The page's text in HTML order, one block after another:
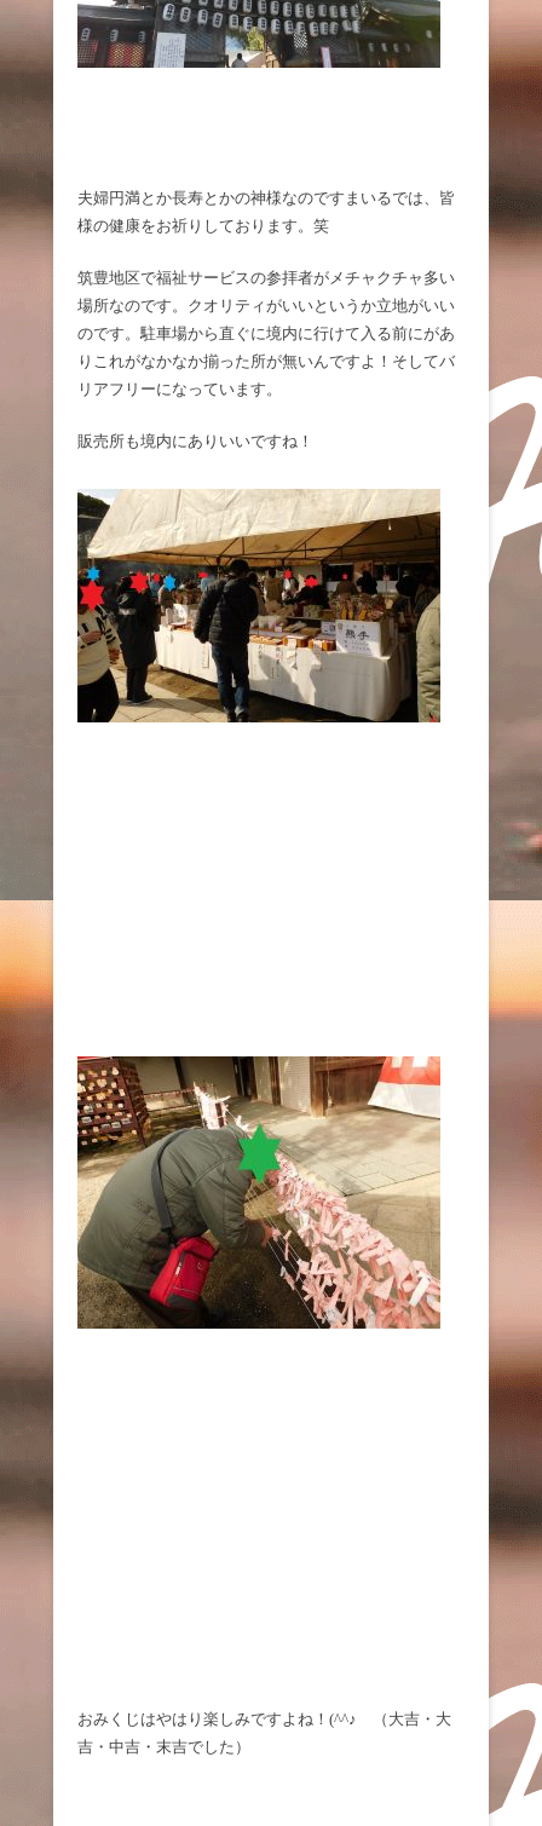
夫婦円満とか長寿とかの神様なのですまいるでは、皆
様の健康をお祈りしております。笑
筑豊地区で福祉サービスの参拝者がメチャクチャ多い
場所なのです。クオリティがいいというか立地がいい
のです。駐車場から直ぐに境内に行けて入る前にがあ
りこれがなかなか揃った所が無いんですよ！そしてバ
リアフリーになっています。
販売所も境内にありいいですね！
おみくじはやはり楽しみですよね！(^^♪ （大吉・大
吉・中吉・末吉でした）